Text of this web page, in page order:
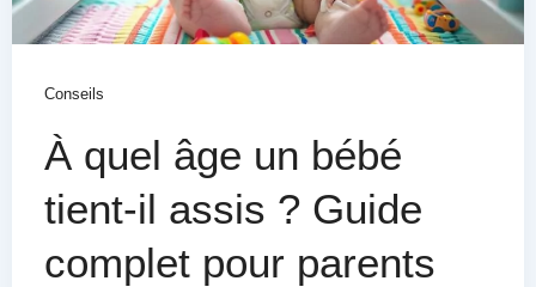
Conseils
À quel âge un bébé
tient-il assis ? Guide
complet pour parents